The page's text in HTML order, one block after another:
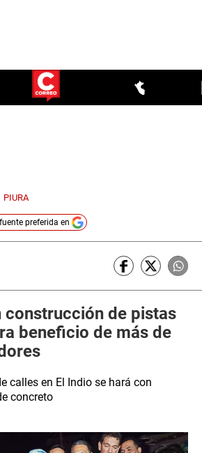
PIURA
preferida en
construcción de pistas
beneficio de más de
calles en El Indio se hará con
concreto